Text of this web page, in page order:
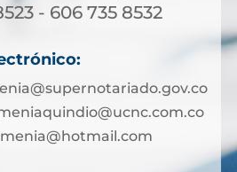
- 606 735 8532